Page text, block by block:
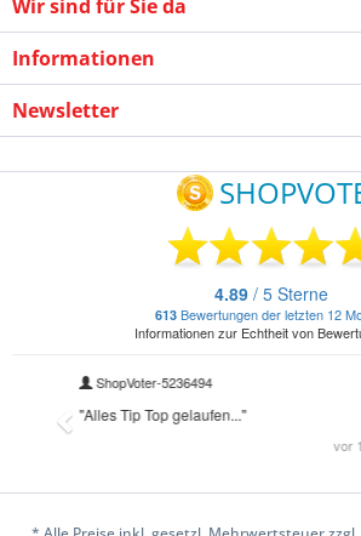
Wir sind für Sie da
Informationen
Newsletter